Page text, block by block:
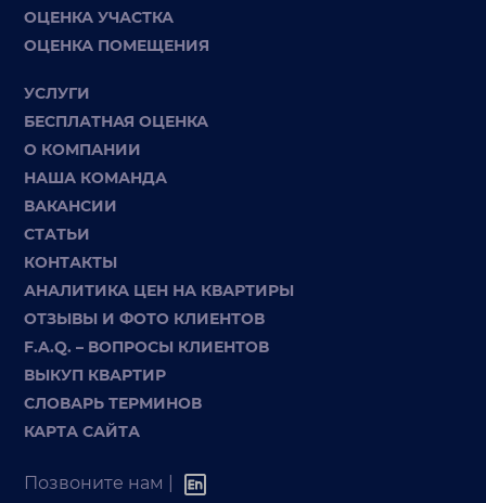
ОЦЕНКА УЧАСТКА
ОЦЕНКА ПОМЕЩЕНИЯ
УСЛУГИ
БЕСПЛАТНАЯ ОЦЕНКА
О КОМПАНИИ
НАША КОМАНДА
ВАКАНСИИ
СТАТЬИ
КОНТАКТЫ
АНАЛИТИКА ЦЕН НА КВАРТИРЫ
ОТЗЫВЫ И ФОТО КЛИЕНТОВ
F.A.Q. – ВОПРОСЫ КЛИЕНТОВ
ВЫКУП КВАРТИР
СЛОВАРЬ ТЕРМИНОВ
КАРТА САЙТА
Позвоните нам |